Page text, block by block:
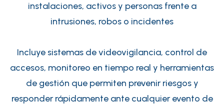
instalaciones, activos y personas frente a
intrusiones, robos o incidentes
Incluye sistemas de videovigilancia, control de
accesos, monitoreo en tiempo real y herramientas
de gestión que permiten prevenir riesgos y
responder rápidamente ante cualquier evento de